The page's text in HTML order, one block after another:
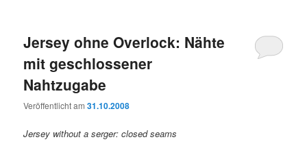
Jersey ohne Overlock: Nähte
mit geschlossener
Nahtzugabe
Veröffentlicht am31.10.2008
Jersey without a serger: closed seams